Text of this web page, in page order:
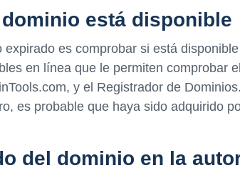
está disponible
es comprobar si está
en línea que le permiten comprobar
y el Registrador de
es probable que haya sido adquirido
del dominio en la